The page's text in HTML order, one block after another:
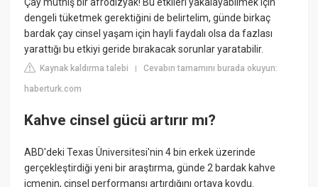
Çay müthiş bir afrodizyak! Bu etkileri yakalayabilmek için
dengeli tüketmek gerektiğini de belirtelim, günde birkaç
bardak çay cinsel yaşam için hayli faydalı olsa da fazlası
yarattığı bu etkiyi geride bırakacak sorunlar yaratabilir.
Kaynak kaldırma talebi |Cevabın tamamını burada okuyun:
haberturk.com
Kahve cinsel gücü artırır mı?
ABD'deki Texas Üniversitesi'nin 4 bin erkek üzerinde
gerçekleştirdiği yeni bir araştırma, günde 2 bardak kahve
içmenin, cinsel performansı artırdığını ortaya koydu.